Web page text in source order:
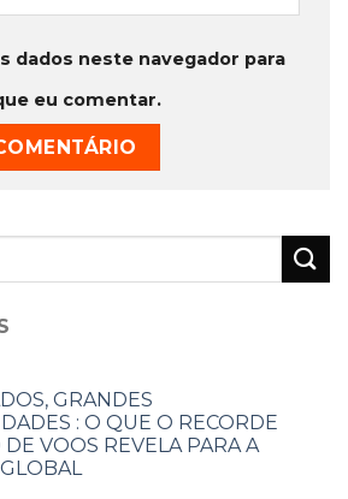
dados neste navegador para
eu comentar.
GRANDES
: O QUE O RECORDE
DE VOOS REVELA PARA A